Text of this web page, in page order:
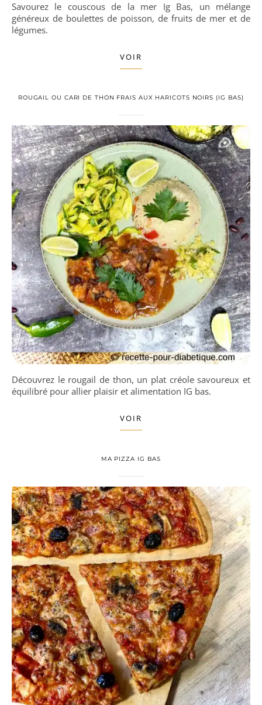
Savourez le couscous de la mer Ig Bas, un mélange
généreux de boulettes de poisson, de fruits de mer et de
légumes.
VOIR
ROUGAIL OU CARI DE THON FRAIS AUX HARICOTS NOIRS (IG BAS)
Découvrez le rougail de thon, un plat créole savoureux et
équilibré pour allier plaisir et alimentation IG bas.
VOIR
MA PIZZA IG BAS